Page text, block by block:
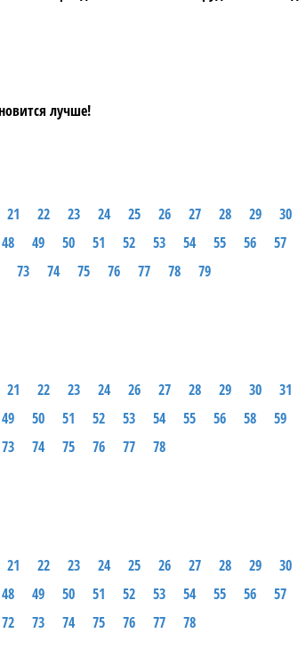
лучше!
21 22 23 24 25 26 27 28 29
30
48 49 50 51 52 53 54 55 56
57
73 74 75 76 77 78 79
21 22 23 24 26 27 28 29 30
31
49 50 51 52 53 54 55 56 58
59
73 74 75 76 77 78
21 22 23 24 25 26 27 28 29
30
48 49 50 51 52 53 54 55 56
57
72 73 74 75 76 77 78